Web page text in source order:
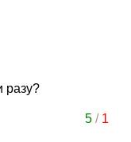
разу?
5/ 1